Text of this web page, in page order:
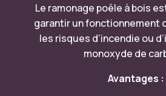
Le ramonage poêle à bois
garantir un fonctionnement
les risques d’incendie ou
monoxyde de
Avantages :